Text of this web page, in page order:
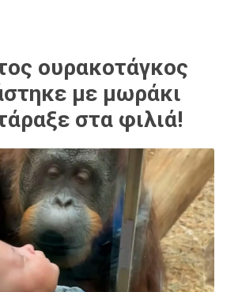
ουρακοτάγκος
με μωράκι
στα φιλιά!